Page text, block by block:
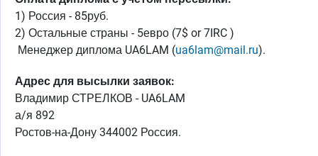
1) Россия - 85руб.
2) Остальные страны - 5евро (7$ or 7IRC )
Менеджер диплома UA6LAM (ua6lam@mail.ru).
Адрес для высылки заявок:
Владимир СТРЕЛКОВ - UA6LAM
а/я 892
Ростов-на-Дону 344002 Россия.